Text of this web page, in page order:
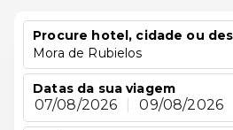
Procure hotel, cidade ou
Mora de Rubielos
Datas da sua viagem
07/08/2026 09/08/2026